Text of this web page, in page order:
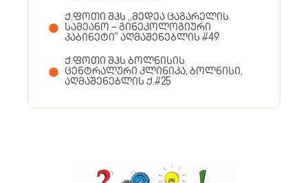
ქ.ფოთი შპს ,,მედეა ცაგარელის
სამეანო – გინეკოლოგიური
კაბინეტი” აღმაშენებლის #49
ქ.ფოთი შპს ბოლნისის
ცენტრალური კლინიკა, ბოლნისი,
აღმაშენებლის ქ.#25